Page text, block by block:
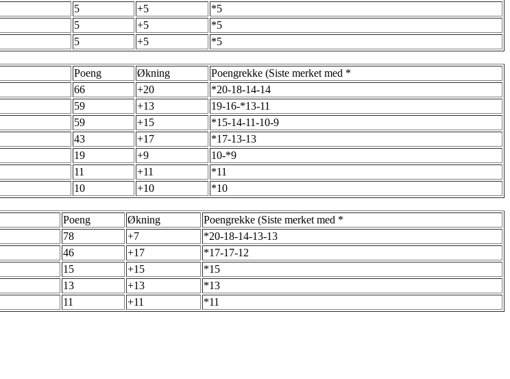
5 +5
*5
5 +5
*5
5 +5
*5
Poeng Økning
Poengrekke (Siste merket med *
66 +20
*20-18-14-14
59 +13
19-16-*13-11
59 +15
*15-14-11-10-9
43 +17
*17-13-13
19 +9
10-*9
11 +11
*11
10 +10
*10
Poeng Økning
Poengrekke (Siste merket med *
78 +7
*20-18-14-13-13
46 +17
*17-17-12
15 +15
*15
13 +13
*13
11 +11
*11